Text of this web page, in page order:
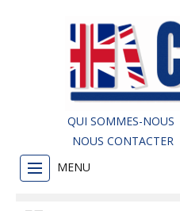
QUI SOMMES-NOUS
NOUS CONTACTER
MENU